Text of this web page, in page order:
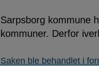
Sarpsborg kommune
kommuner. Derfor
Saken ble behandlet i